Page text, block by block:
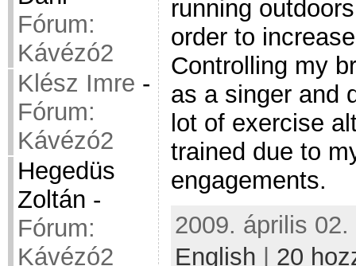
Fórum:
Kávézó2
Klész Imre -
Fórum:
Kávézó2
Hegedüs
Zoltán -
Fórum:
Kávézó2
running
order to
Controlling my
as a singer and
lot of exercise
trained due to
engagements.
2009. április
English
20